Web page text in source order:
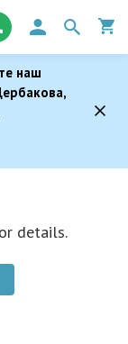
наш
details.